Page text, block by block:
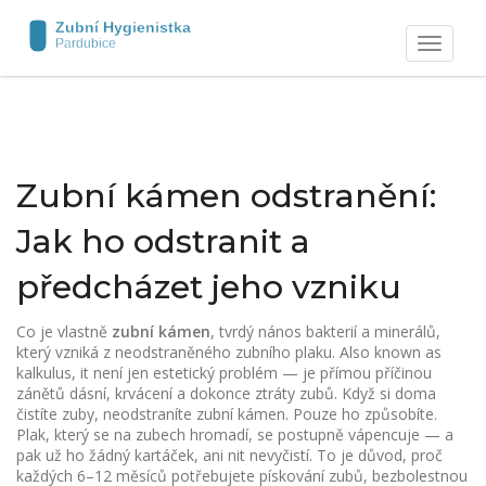
Zobrazit
navigaci
Zubní kámen odstranění:
Jak ho odstranit a
předcházet jeho vzniku
Co je vlastně zubní kámen, tvrdý nános bakterií a minerálů,
který vzniká z neodstraněného zubního plaku. Also known as
kalkulus, it není jen estetický problém — je přímou příčinou
zánětů dásní, krvácení a dokonce ztráty zubů. Když si doma
čistíte zuby, neodstraníte zubní kámen. Pouze ho způsobíte.
Plak, který se na zubech hromadí, se postupně vápencuje — a
pak už ho žádný kartáček, ani nit nevyčistí. To je důvod, proč
každých 6–12 měsíců potřebujete pískování zubů, bezbolestnou